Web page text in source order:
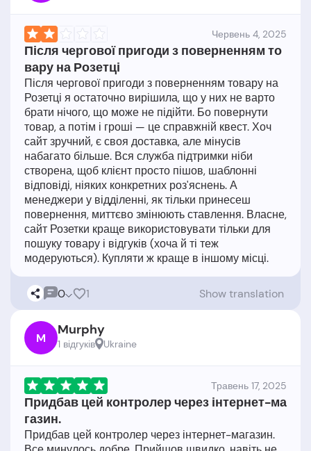
Червень 4, 2025
Після чергової пригоди з поверненням то
вару на Розетці
Після чергової пригоди з поверненням товару на
Розетці я остаточно вирішила, що у них не варто
брати нічого, що може не підійти. Бо повернути
товар, а потім і гроші — це справжній квест. Хоч
сайт зручний, є своя доставка, але мінусів
набагато більше. Вся служба підтримки ніби
створена, щоб клієнт просто пішов, шаблонні
відповіді, ніяких конкретних роз'яснень. А
менеджери у відділенні, як тільки принесеш
повернення, миттєво змінюють ставлення. Власне,
сайт Розетки краще використовувати тільки для
пошуку товару і відгуків (хоча й ті теж
0 1 Show translation
M Murphy
1 відгукiв Ukraine
Травень 17, 2025
Придбав цей контролер через інтернет-ма
газин.
Придбав цей контролер через інтернет-магазин.